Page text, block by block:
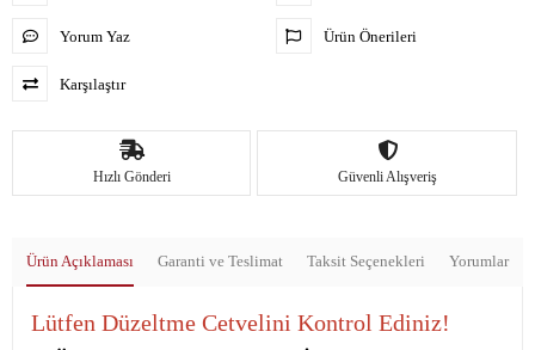
Yorum Yaz
Karşılaştır
Ürün Önerileri
Hızlı Gönderi Güvenli Alışveriş
Ürün Açıklaması Garanti ve Teslimat Taksit Seçenekleri Yorumlar
Lütfen Düzeltme Cetvelini Kontrol Ediniz!